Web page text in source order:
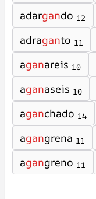
adargando 12
adraganto 11
aganareis 10
aganaseis 10
aganchado 14
agangrena 11
agangreno 11